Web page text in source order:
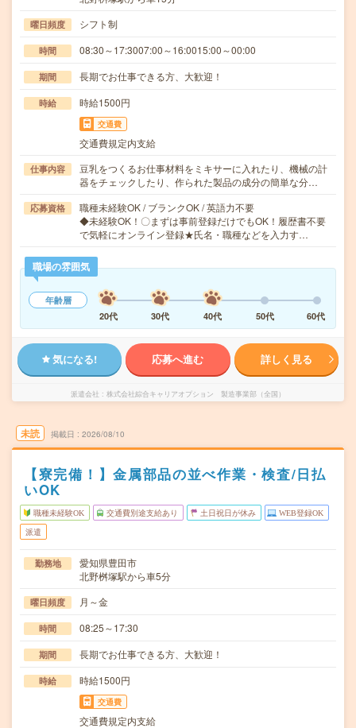
曜日頻度 シフト制
時間 08:30～17:3007:00～16:0015:00～00:00
期間 長期でお仕事できる方、大歓迎！
時給 時給1500円
交通費
交通費規定内支給
仕事内容
豆乳をつくるお仕事材料をミキサーに入れたり、機械の計
器をチェックしたり、作られた製品の成分の簡単な分…
応募資格
職種未経験OK / ブランクOK / 英語力不要
◆未経験OK！〇まずは事前登録だけでもOK！履歴書不要
で気軽にオンライン登録★氏名・職種などを入力す…
職場の雰囲気
年齢層
20代
30代 40代 50代 60代
気になる! 応募へ進む 詳しく見る
派遣会社 株式会社綜合キャリアオプション 製造事業部（全国）
未読 掲載日 2026/08/10
【寮完備！】金属部品の並べ作業・検査/日払
いOK
職種未経験OK 交通費別途支給あり 土日祝日が休み WEB登録OK
派遣
勤務地
愛知県豊田市
北野桝塚駅から車5分
曜日頻度 月～金
時間 08:25～17:30
期間 長期でお仕事できる方、大歓迎！
時給 時給1500円
交通費
交通費規定内支給